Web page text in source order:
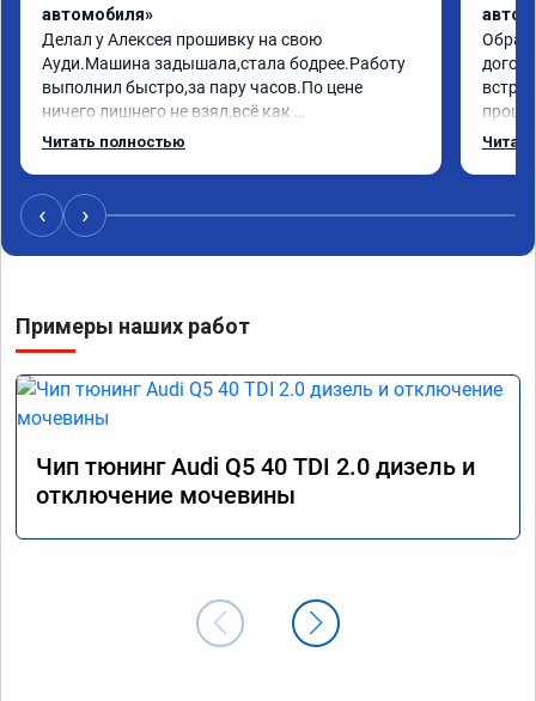
автомобиля»
Делал у Алексея прошивку на свою
Ауди.Машина задышала,стала бодрее.Работу
выполнил быстро,за пару часов.По цене
ничего лишнего не взял,всё как
договаривались заранее.После работы
поломки авто.Однозначно рекомендую
Алексея как грамотного специалиста!
Читать полностью
Арман
‹ ›
Примеры наших работ
Чип тюнинг Audi Q5 40 TDI 2.0 дизель и
отключение мочевины